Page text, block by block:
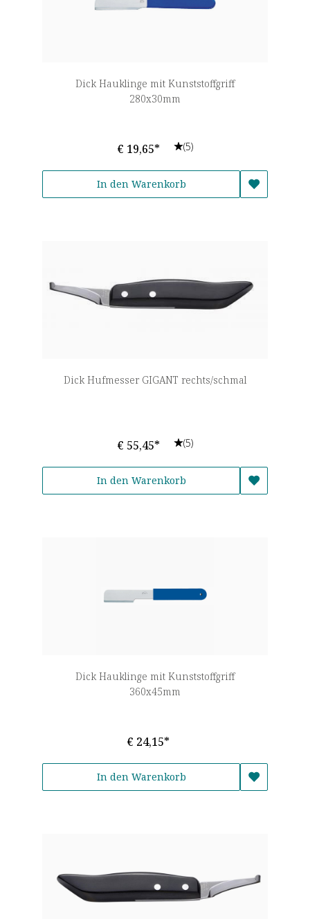
Dick Hauklinge mit Kunststoffgriff
280x30mm
€ 19,65* (5)
In den Warenkorb
Dick Hufmesser GIGANT rechts/schmal
€ 55,45* (5)
In den Warenkorb
Dick Hauklinge mit Kunststoffgriff
360x45mm
€ 24,15*
In den Warenkorb